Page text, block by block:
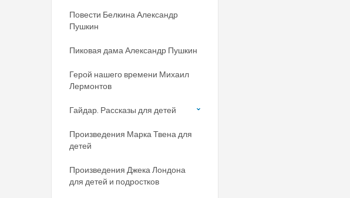
Повести Белкина Александр
Пушкин
Пиковая дама Александр Пушкин
Герой нашего времени Михаил
Лермонтов
Гайдар. Рассказы для детей
Произведения Марка Твена для
детей
Произведения Джека Лондона
для детей и подростков